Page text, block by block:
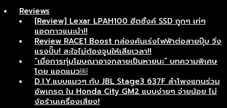
Reviews
[Review] Lexar LPAH100 ฮีตซิ้งค์ SSD ถูกๆ เท่ๆ
แอดกาวแนะนำ!!
Review RACE1 Boost กล่องคันเร่งไฟฟ้าต่อสายปุ๊บ วิ่ง
แรงปั๊บ! สะใจไม่ต้องจูนให้เสียเวลา!!
“เมื่อการทุ่มโฆษณาอาจกลายเป็นหายนะ” บทความพิเศษ
โดย แอดแมว￼
D.I.Y.แบบแมวๆ กับ JBL Stage3 637F ลำโพงแกนร่วม
อัพเกรด ใน Honda City GM2 แบบง่ายๆ จ่ายน้อย ไม่
ง้อร้านเครื่องเสียง!